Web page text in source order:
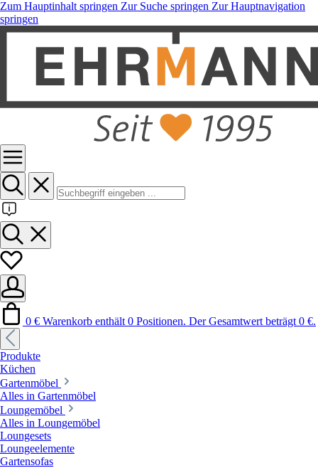
Zum Hauptinhalt springen Zur Suche springen Zur Hauptnavigation
springen
0 € Warenkorb enthält 0 Positionen. Der Gesamtwert beträgt 0 €.
Produkte
Küchen
Gartenmöbel
Alles in Gartenmöbel
Loungemöbel
Alles in Loungemöbel
Loungesets
Loungeelemente
Gartensofas